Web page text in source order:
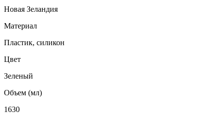
Новая Зеландия
Материал
Пластик, силикон
Цвет
Зеленый
Объем (мл)
1630